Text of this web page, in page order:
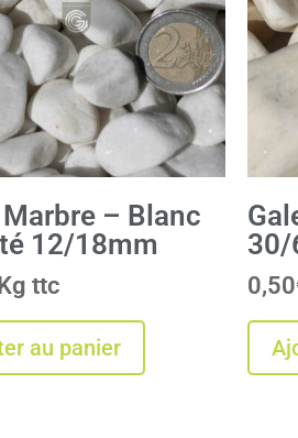
– Blanc
12/18mm
au panier
30/
0,50